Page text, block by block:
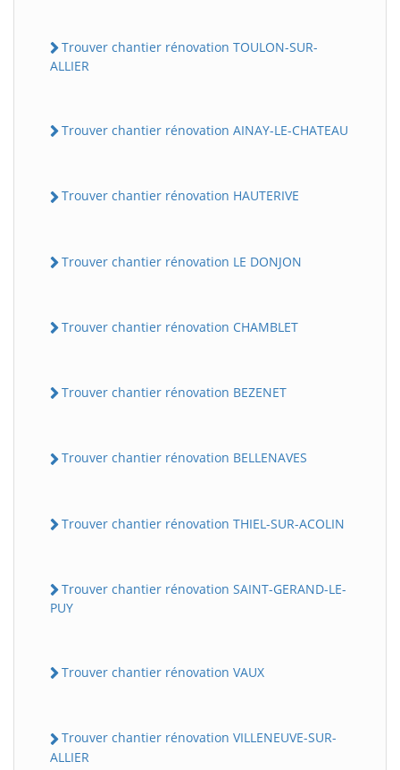
Trouver chantier rénovation TOULON-SUR-
ALLIER
Trouver chantier rénovation AINAY-LE-CHATEAU
Trouver chantier rénovation HAUTERIVE
Trouver chantier rénovation LE DONJON
Trouver chantier rénovation CHAMBLET
Trouver chantier rénovation BEZENET
Trouver chantier rénovation BELLENAVES
Trouver chantier rénovation THIEL-SUR-ACOLIN
Trouver chantier rénovation SAINT-GERAND-LE-
PUY
Trouver chantier rénovation VAUX
Trouver chantier rénovation VILLENEUVE-SUR-
ALLIER